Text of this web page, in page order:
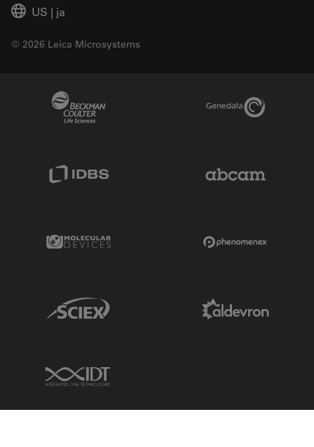
US | ja
© 2026 Leica Microsystems
Genedata Link
Molecular Devices Link
Sciex Link
IDT Link